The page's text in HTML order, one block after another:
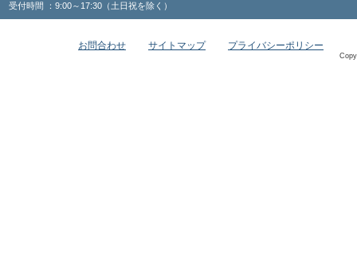
受付時間 ：9:00～17:30（土日祝を除く）
お問合わせ サイトマップ プライバシーポリシー